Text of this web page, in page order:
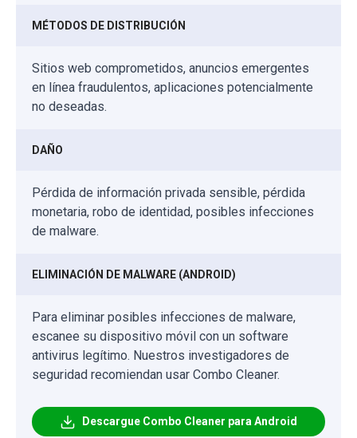
MÉTODOS DE DISTRIBUCIÓN
Sitios web comprometidos, anuncios emergentes
en línea fraudulentos, aplicaciones potencialmente
no deseadas.
DAÑO
Pérdida de información privada sensible, pérdida
monetaria, robo de identidad, posibles infecciones
de malware.
ELIMINACIÓN DE MALWARE (ANDROID)
Para eliminar posibles infecciones de malware,
escanee su dispositivo móvil con un software
antivirus legítimo. Nuestros investigadores de
seguridad recomiendan usar Combo Cleaner.
Descargue Combo Cleaner para Android